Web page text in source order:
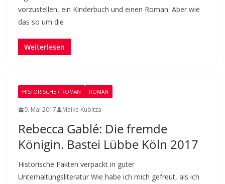
vorzustellen, ein Kinderbuch und einen Roman. Aber wie
das so um die
Weiterlesen
HISTORISCHER ROMAN ROMAN
9. Mai 2017 Maike Kubitza
Rebecca Gablé: Die fremde
Königin. Bastei Lübbe Köln 2017
Historische Fakten verpackt in guter
Unterhaltungsliteratur Wie habe ich mich gefreut, als ich